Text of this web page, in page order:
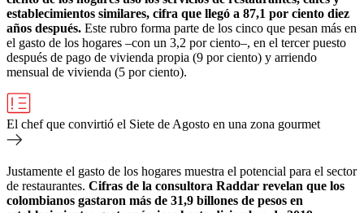
establecimientos similares, cifra que llegó a 87,1 por ciento diez
años después. Este rubro forma parte de los cinco que pesan más en
el gasto de los hogares –con un 3,2 por ciento–, en el tercer puesto
después de pago de vivienda propia (9 por ciento) y arriendo
mensual de vivienda (5 por ciento).
El chef que convirtió el Siete de Agosto en una zona gourmet
Justamente el gasto de los hogares muestra el potencial para el sector
de restaurantes. Cifras de la consultora Raddar revelan que los
colombianos gastaron más de 31,9 billones de pesos en